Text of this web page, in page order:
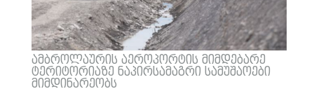
ამბროლაურის აეროპორტის მიმდებარე
ტერიტორიაზე ნაპირსამაგრი სამუშაოები
მიმდინარეობს